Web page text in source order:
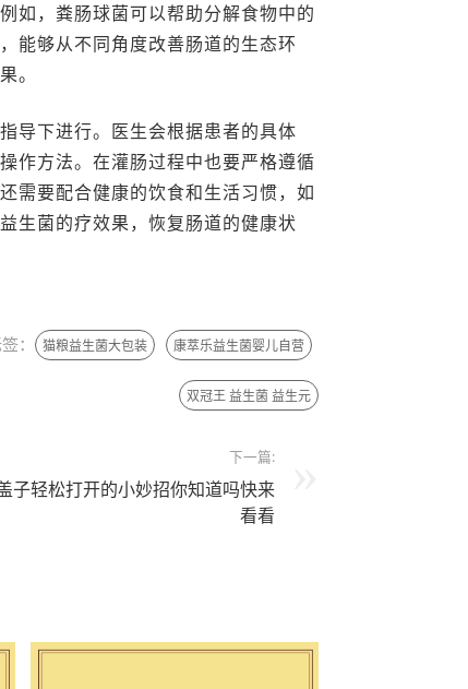
如，粪肠球菌可以帮助分解食物中的
能够从不同角度改善肠道的生态环
。
导下进行。医生会根据患者的具体
作方法。在灌肠过程中也要严格遵循
需要配合健康的饮食和生活习惯，如
生菌的疗效果，恢复肠道的健康状
： 猫粮益生菌大包装 康萃乐益生菌婴儿自营
双冠王 益生菌 益生元
下一篇:
子轻松打开的小妙招你知道吗快来
看看